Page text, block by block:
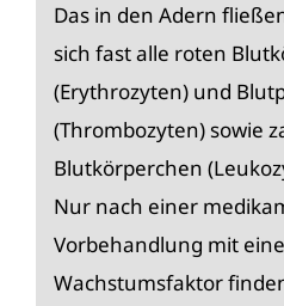
Das in den Adern
sich fast alle roten
(Erythrozyten) und
(Thrombozyten) sowie
Blutkörperchen
Nur nach einer
Vorbehandlung mit
Wachstumsfaktor